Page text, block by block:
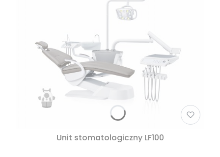
Unit stomatologiczny LF100